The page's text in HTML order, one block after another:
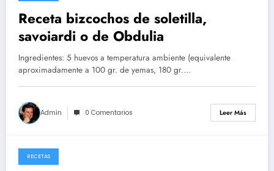
Receta bizcochos de soletilla,
savoiardi o de Obdulia
Ingredientes: 5 huevos a temperatura ambiente (equivalente
aproximadamente a 100 gr. de yemas, 180 gr.…
Admin 0 Comentarios Leer Más
14/05/2026
RECETAS